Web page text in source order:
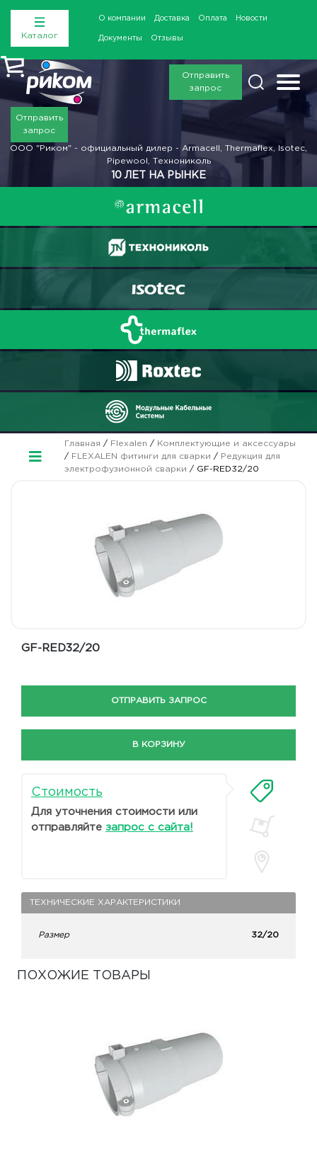
Каталог
О компании Доставка Оплата Новости
Документы Отзывы
Отправить
запрос
Отправить
запрос
ООО "Риком" - официальный дилер - Armacell, Thermaflex, Isotec,
Pipewool, Технониколь
10 ЛЕТ НА РЫНКЕ
Главная / Flexalen / Комплектующие и аксессуары
/ FLEXALEN фитинги для сварки / Редукция для
электрофузионной сварки / GF-RED32/20
GF-RED32/20
ОТПРАВИТЬ ЗАПРОС
В КОРЗИНУ
Стоимость
Для уточнения стоимости или
отправляйте запрос с сайта!
ТЕХНИЧЕСКИЕ ХАРАКТЕРИСТИКИ
Размер 32/20
ПОХОЖИЕ ТОВАРЫ